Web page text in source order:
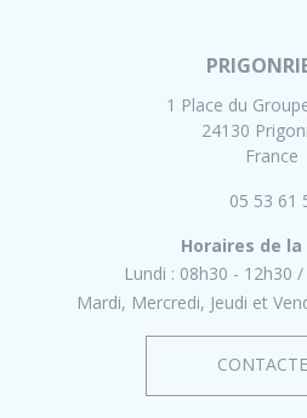
1 Place du
24130
France
05 53 61
Horaires de
Lundi : 08h30 - 12h30
Mardi, Mercredi, Jeudi et